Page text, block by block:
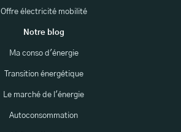
Offre électricité mobilité
Notre blog
Ma conso d'énergie
Transition énergétique
Le marché de l'énergie
Autoconsommation